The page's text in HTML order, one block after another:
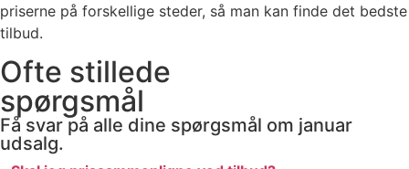
priserne på forskellige steder, så man kan finde det bedste
tilbud.
Ofte stillede
spørgsmål
Få svar på alle dine spørgsmål om januar
udsalg.